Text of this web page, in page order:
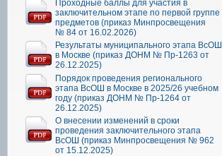
Проходные баллы для участия в
заключительном этапе по первой группе
предметов (приказ Минпросвещения
№ 84 от 16.02.2026)
Результаты муниципального этапа ВсОШ
в Москве (приказ ДОНМ № Пр-1263 от
26.12.2025)
Порядок проведения регионального
этапа ВсОШ в Москве в 2025/26 учебном
году (приказ ДОНМ № Пр-1264 от
26.12.2025)
О внесении изменений в сроки
проведения заключительного этапа
ВсОШ (приказ Минпросвещения № 962
от 15.12.2025)